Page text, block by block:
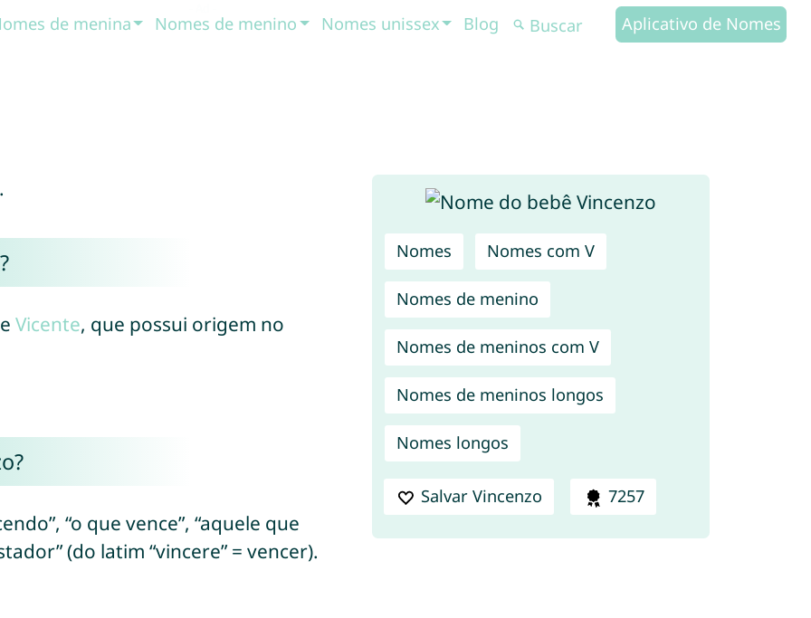
de menina Nomes de menino Nomes unissex Blog Aplicativo de Nomes
Nomes Nomes com V
Nomes de menino
Nomes de meninos com V
Nomes de meninos longos
Nomes longos
Salvar Vincenzo 7257
Vicente, que possui origem no
“o que vence”, “aquele que
(do latim “vincere” = vencer).